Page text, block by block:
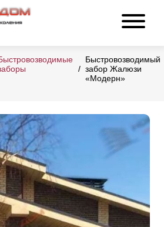
Быстровозводимый
забор Жалюзи
«Модерн»